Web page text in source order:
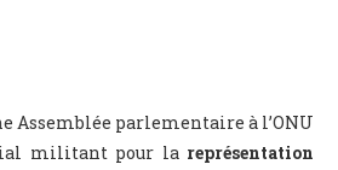
Assemblée parlementaire à l’ONU
militant pour la représentation